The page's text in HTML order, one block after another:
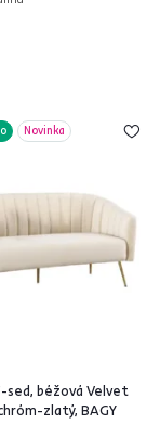
Novinka
sed, béžová Velvet
zlatý, BAGY